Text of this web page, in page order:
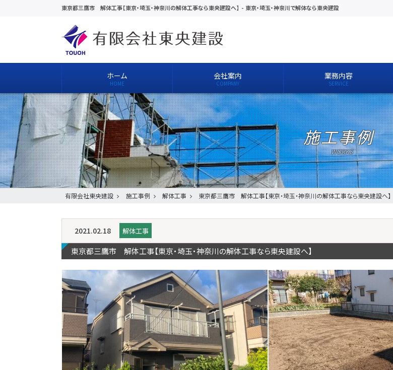
東京都三鷹市 解体工事【東京・埼玉・神奈川の解体工事なら東央建設へ】 - 東京・埼玉・神奈川で解体なら東央建設
ホーム 会社案内 業務内容
施工事例
有限会社東央建設 施工事例 解体工事 東京都三鷹市 解体工事【東京・埼玉・神奈川の解体工事なら東央建設へ】
2021.02.18 解体工事
東京都三鷹市 解体工事【東京・埼玉・神奈川の解体工事なら東央建設へ】